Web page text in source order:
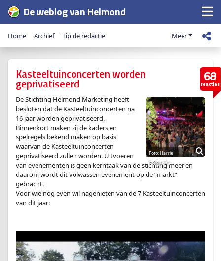
De weblog van Helmond
Home Archief Tip de redactie Meer
68
reacties
Kasteeltuinconcerten worden
geprivatiseerd
De Stichting Helmond Marketing heeft
besloten dat de Kasteeltuinconcerten na
16 jaar worden geprivatiseerd.
Binnenkort maken zij de kaders en
spelregels bekend maken op basis
waarvan de Kasteeltuinconcerten
geprivatiseerd zullen worden. Uitvoeren
van evenementen is geen kerntaak van de stichting meer en
daarom wordt dit volwassen evenement op de “markt”
gebracht.
Voor wie nog even wil nagenieten van de 7 Kasteeltuinconcerten
van dit jaar: